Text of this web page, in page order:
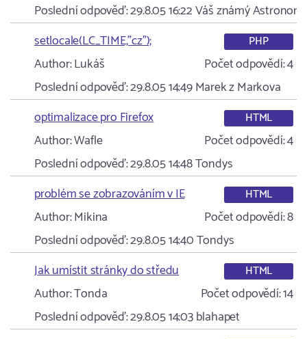
Poslední odpověď:29.8.05 16:22Váš známý Astronom
setlocale(LC_TIME,"cz");
PHP
Author:Lukáš Počet odpovědí:4
Poslední odpověď:29.8.05 14:49Marek z Markova
optimalizace pro Firefox
HTML
Author:Wafle Počet odpovědí:4
Poslední odpověď:29.8.05 14:48Tondys
problém se zobrazováním v IE
HTML
Author:Mikina Počet odpovědí:8
Poslední odpověď:29.8.05 14:40Tondys
Jak umístit stránky do středu
HTML
Author:Tonda Počet odpovědí:14
Poslední odpověď:29.8.05 14:03blahapet